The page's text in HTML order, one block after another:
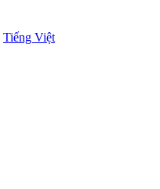
Tiếng Việt